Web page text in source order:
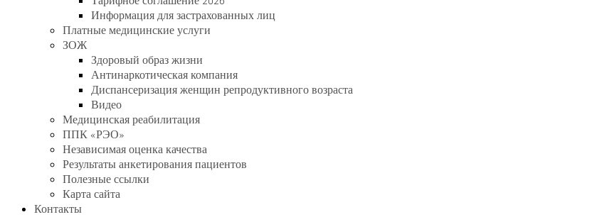
Информация для застрахованных лиц
Платные медицинские услуги
ЗОЖ
Здоровый образ жизни
Антинаркотическая компания
Диспансеризация женщин репродуктивного возраста
Видео
Медицинская реабилитация
ППК «РЭО»
Независимая оценка качества
Результаты анкетирования пациентов
Полезные ссылки
Карта сайта
Контакты